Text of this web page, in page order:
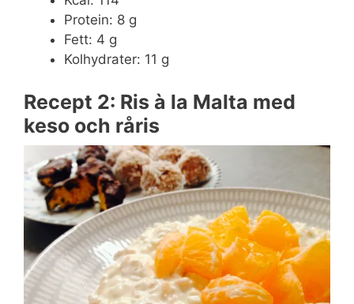
Protein: 8 g
Fett: 4 g
Kolhydrater: 11 g
Recept 2: Ris à la Malta med
keso och råris